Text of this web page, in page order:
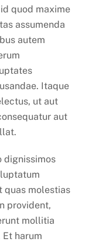
quod maxime
assumenda
autem
Itaque
ut aut
aut
dignissimos
quas molestias
provident,
mollitia
harum